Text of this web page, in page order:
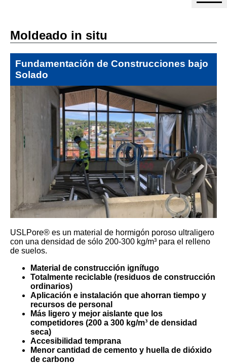
Moldeado in situ
Fundamentación de Construcciones bajo
Solado
USLPore® es un material de hormigón poroso ultraligero
con una densidad de sólo 200-300 kg/m³ para el relleno
de suelos.
Material de construcción ignífugo
Totalmente reciclable (residuos de construcción
ordinarios)
Aplicación e instalación que ahorran tiempo y
recursos de personal
Más ligero y mejor aislante que los
competidores (200 a 300 kg/m³ de densidad
seca)
Accesibilidad temprana
Menor cantidad de cemento y huella de dióxido
de carbono